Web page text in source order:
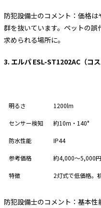
防犯設備士のコメント：価格
群を抜いています。ペットの
求められる場所に。
3. エルパ ESL-ST1202AC（コス
明るさ 1200lm
センサー検知 約10m・140°
防水性能 IP44
参考価格 約4,000〜5,000円
特徴 2灯式で低価格。
防犯設備士のコメント：基本